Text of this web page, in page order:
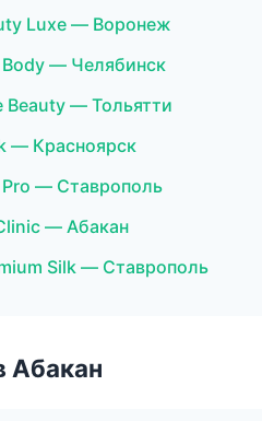
Luxe — Воронеж
Body — Челябинск
Beauty — Тольятти
— Красноярск
Pro — Ставрополь
— Абакан
Silk — Ставрополь
Абакан